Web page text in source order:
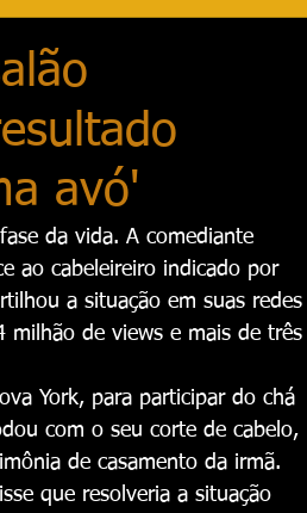
avó'
da vida. A comediante
ao cabeleireiro indicado por
a situação em suas redes
milhão de views e mais de três
York, para participar do chá
com o seu corte de cabelo,
de casamento da irmã.
que resolveria a situação